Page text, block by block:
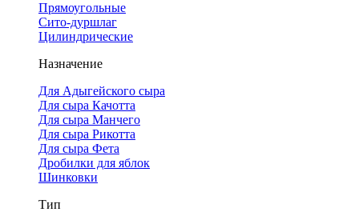
Прямоугольные
Сито-дуршлаг
Цилиндрические
Назначение
Для Адыгейского сыра
Для сыра Качотта
Для сыра Манчего
Для сыра Рикотта
Для сыра Фета
Дробилки для яблок
Шинковки
Тип